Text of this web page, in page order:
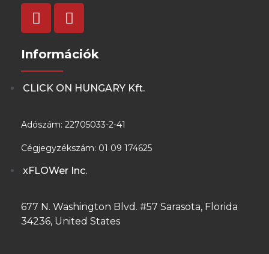
Információk
CLICK ON HUNGARY Kft.
Adószám: 22705033-2-41
Cégjegyzékszám: 01 09 174625
xFLOWer Inc.
677 N. Washington Blvd. #57 Sarasota, Florida
34236, United States